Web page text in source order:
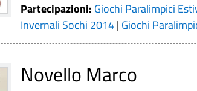
Partecipazioni: Giochi Paralimpici
Invernali Sochi 2014| Giochi
Novello Marco